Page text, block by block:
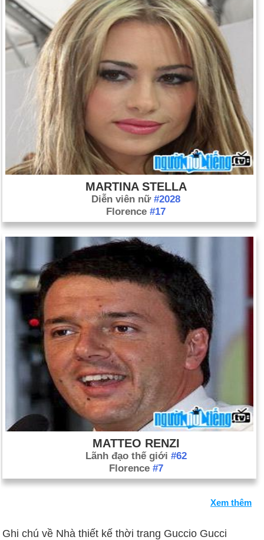
MARTINA STELLA
Diễn viên nữ #2028
Florence #17
MATTEO RENZI
Lãnh đạo thế giới #62
Florence #7
Xem thêm
Ghi chú về Nhà thiết kế thời trang Guccio Gucci